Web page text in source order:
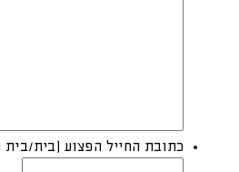
כתובת החייל הפצוע (בית/בית